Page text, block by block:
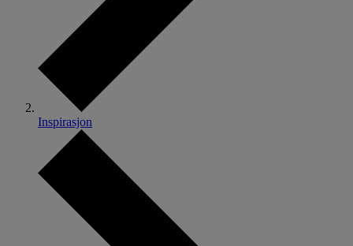
Inspirasjon